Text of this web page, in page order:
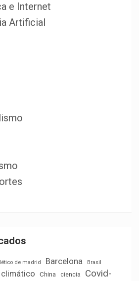
e Internet
Artificial
de madrid Barcelona
Brasil
climático China ciencia
Covid-